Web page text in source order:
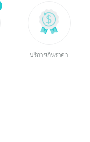
บริการเกินราคา